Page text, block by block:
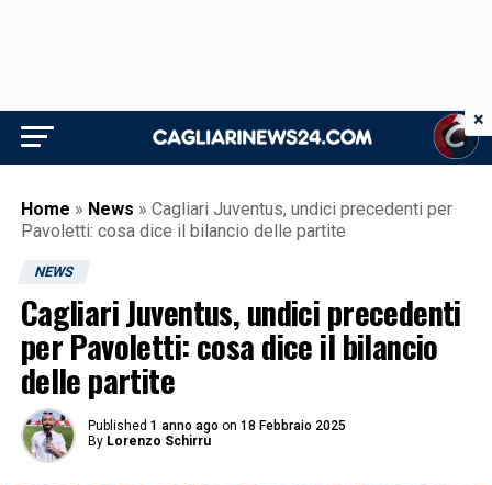
Home » News » Cagliari Juventus, undici precedenti per
Pavoletti: cosa dice il bilancio delle partite
NEWS
Cagliari Juventus, undici precedenti
per Pavoletti: cosa dice il bilancio
delle partite
Published 1 anno ago on 18 Febbraio 2025
By Lorenzo Schirru
×